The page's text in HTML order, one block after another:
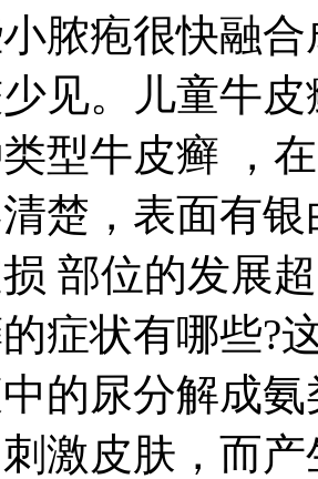
脓疱很快融
见。儿童牛
型牛皮癣 ，
楚，表面有
部位的发展
症状有哪些?
的尿分解成
刺激皮肤，而